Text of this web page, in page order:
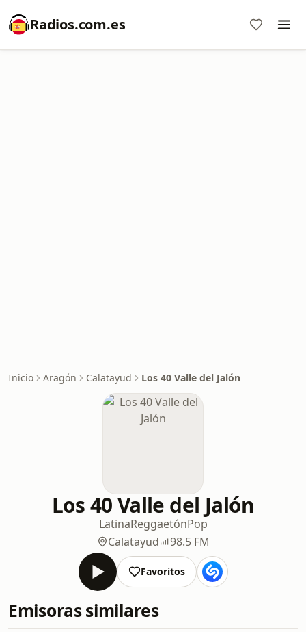
Radios.com.es
Inicio Aragón Calatayud Los 40 Valle del Jalón
Los 40 Valle del Jalón
LatinaReggaetónPop
Calatayud
98.5 FM
Favoritos
Emisoras similares